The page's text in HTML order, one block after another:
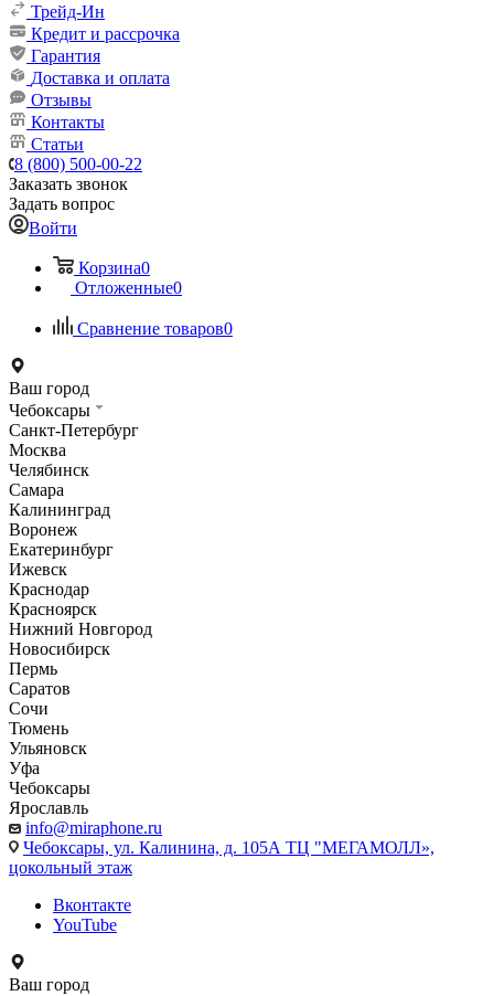
Трейд-Ин
Кредит и рассрочка
Гарантия
Доставка и оплата
Отзывы
Контакты
Статьи
8 (800) 500-00-22
Заказать звонок
Задать вопрос
Войти
Корзина0
Отложенные0
Сравнение товаров0
Ваш город
Чебоксары
Санкт-Петербург
Москва
Челябинск
Самара
Калининград
Воронеж
Екатеринбург
Ижевск
Краснодар
Красноярск
Нижний Новгород
Новосибирск
Пермь
Саратов
Сочи
Тюмень
Ульяновск
Уфа
Чебоксары
Ярославль
info@miraphone.ru
Чебоксары, ул. Калинина, д. 105А ТЦ "МЕГАМОЛЛ»,
цокольный этаж
Вконтакте
YouTube
Ваш город